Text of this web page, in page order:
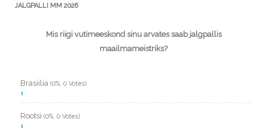
JALGPALLI MM 2026
Mis riigi vutimeeskond sinu arvates saab jalgpallis
maailmameistriks?
Brasiilia (0%, 0 Votes)
Rootsi (0%, 0 Votes)